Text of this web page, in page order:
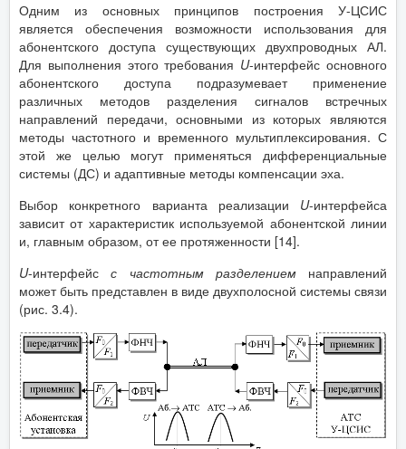
Одним из основных принципов построения У-ЦСИС
является обеспечения возможности использования для
абонентского доступа существующих двухпроводных АЛ.
Для выполнения этого требования U-интерфейс основного
абонентского доступа подразумевает применение
различных методов разделения сигналов встречных
направлений передачи, основными из которых являются
методы частотного и временного мультиплексирования. С
этой же целью могут применяться дифференциальные
системы (ДС) и адаптивные методы компенсации эха.
Выбор конкретного варианта реализации U-интерфейса
зависит от характеристик используемой абонентской линии
и, главным образом, от ее протяженности [14].
U-интерфейсс частотным разделениемнаправлений
может быть представлен в виде двухполосной системы связи
(рис. 3.4).